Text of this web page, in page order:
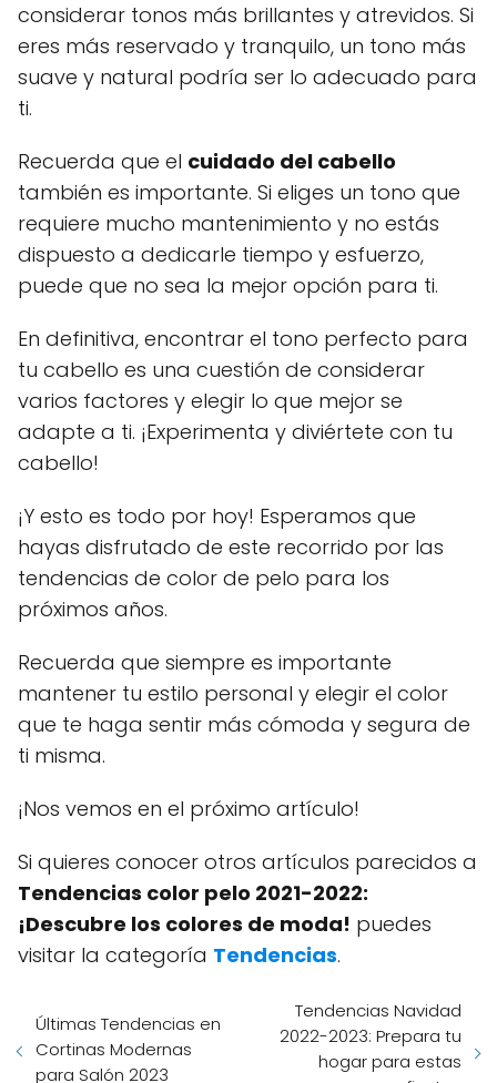
considerar tonos más brillantes y atrevidos. Si
eres más reservado y tranquilo, un tono más
suave y natural podría ser lo adecuado para
ti.
Recuerda que el cuidado del cabello
también es importante. Si eliges un tono que
requiere mucho mantenimiento y no estás
dispuesto a dedicarle tiempo y esfuerzo,
puede que no sea la mejor opción para ti.
En definitiva, encontrar el tono perfecto para
tu cabello es una cuestión de considerar
varios factores y elegir lo que mejor se
adapte a ti. ¡Experimenta y diviértete con tu
cabello!
¡Y esto es todo por hoy! Esperamos que
hayas disfrutado de este recorrido por las
tendencias de color de pelo para los
próximos años.
Recuerda que siempre es importante
mantener tu estilo personal y elegir el color
que te haga sentir más cómoda y segura de
ti misma.
¡Nos vemos en el próximo artículo!
Si quieres conocer otros artículos parecidos a
Tendencias color pelo 2021-2022:
¡Descubre los colores de moda! puedes
visitar la categoría Tendencias.
Últimas Tendencias en
Cortinas Modernas
para Salón 2023
Tendencias Navidad
2022-2023: Prepara tu
hogar para estas